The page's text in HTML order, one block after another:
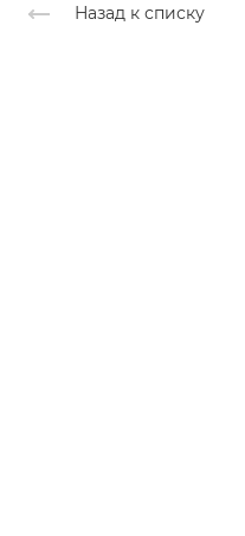
Назад к списку